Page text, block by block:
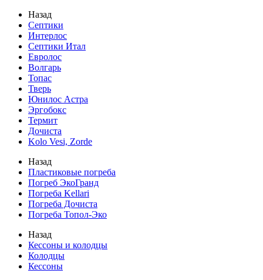
Назад
Септики
Интерлос
Септики Итал
Евролос
Волгарь
Топас
Тверь
Юнилос Астра
Эргобокс
Термит
Дочиста
Kolo Vesi, Zorde
Назад
Пластиковые погреба
Погреб ЭкоГранд
Погреба Kellari
Погреба Дочиста
Погреба Топол-Эко
Назад
Кессоны и колодцы
Колодцы
Кессоны